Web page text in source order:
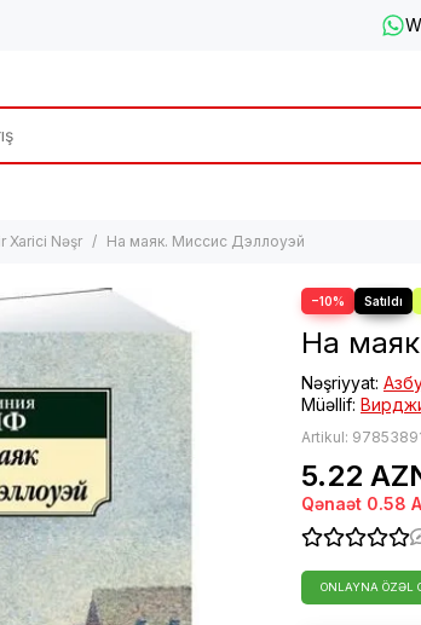
Xarici Nəşr На маяк. Миссис Дэллоуэй
−10%
На
Nəşriyyat:
Müəllif:
Artikul:
5.22
Qənaət 0.58
ONLAYNA ÖZƏL